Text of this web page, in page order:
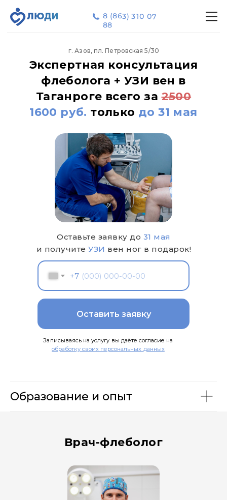
8 (863) 310 07
88
|||
8 (863) 310 07
88
Экспертная консультация
флеболога + УЗИ вен в
Таганроге всего за2500
1600 руб. только до 31 мая
Оставьте заявку до 31 мая
и получитеУЗИ вен ног в подарок!
+7
Оставить заявку
Записываясь на услугу вы даёте согласие на
обработку своих персональных данных
г. Азов, пл. Петровская 5/30
Образование и опыт
Врач-флеболог